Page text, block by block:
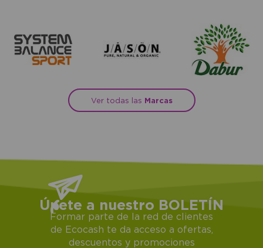
Ver todas las Marcas
Únete a nuestro BOLETÍN
Formar parte de la red de clientes
de Ecocash te da acceso a ofertas,
descuentos y promociones